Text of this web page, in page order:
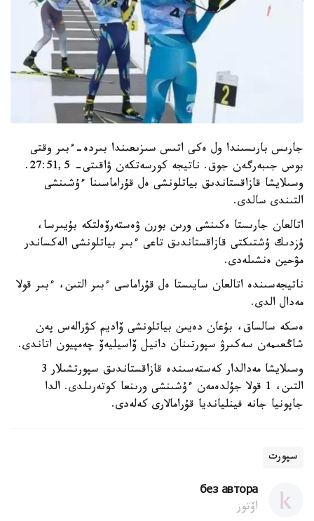
جارىس بارىسىندا ول ەكى اتىس سىزىعىندا بىردە-ءبىر وقتى
بوس جىبەرگەن جوق. ناتيجە كورسەتكەن ۋاقىتى- 27:51,5.
وسىلايشا قازاقستاندىق بياتلونشى ەل قۇراماسىنا ءۇشىنشى
التىندى سالدى.
اتالعان جارىستا ەكىنشى ورىن بورن ۋەستەرۆەلتكە بۇيىرسا،
ۇزدىك ۇشتىكتى قازاقستاندىق تاعى ءبىر بياتلونشى الەكساندر
مۋحين ەنشىلەدى.
ناتيجەسىندە اتالعان سايىستا ەل قۇراماسى ءبىر التىن، ءبىر قولا
مەدال الدى.
ەسكە سالساق، بۇعان دەيىن بياتلونشى ۆاديم كۋرالەس پەن
شاڭعىمەن سەكىرۋ سپورتىنان دانيل ۆاسيليەۆ چەمپيون اتاندى.
وسىلايشا مەدالدار كەستەسىندە قازاقستاندىق سپورتشىلار 3
التىن، 1 قولا جۇلدەمەن ءۇشىنشى ورىنعا كوتەرىلدى. الدا
جاپونيا جانە فينليانديا قۇرامالارى كەلەدى.
سپورت
без автора
اۆتور